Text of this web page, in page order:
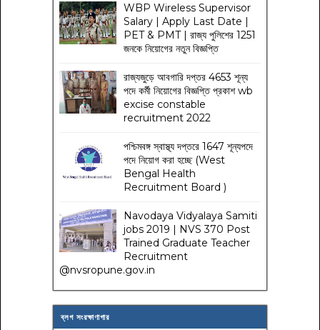
WBP Wireless Supervisor
Salary | Apply Last Date |
PET & PMT | রাজ্য পুলিশের 1251
জনকে নিয়োগের নতুন বিজ্ঞপ্তি
রাজ্যজুড়ে আবগারি দপ্তর 4653 শূন্য
পদে কর্মী নিয়োগের বিজ্ঞপ্তি প্রকাশ wb
excise constable
recruitment 2022
পশ্চিমবঙ্গ স্বাস্থ্য দপ্তরে 1647 শূন্যপদে
পদে নিয়োগ করা হচ্ছে (West
Bengal Health
Recruitment Board )
Navodaya Vidyalaya Samiti
jobs 2019 | NVS 370 Post
Trained Graduate Teacher
Recruitment
@nvsropune.gov.in
ব্লগ সংরক্ষাণাগার